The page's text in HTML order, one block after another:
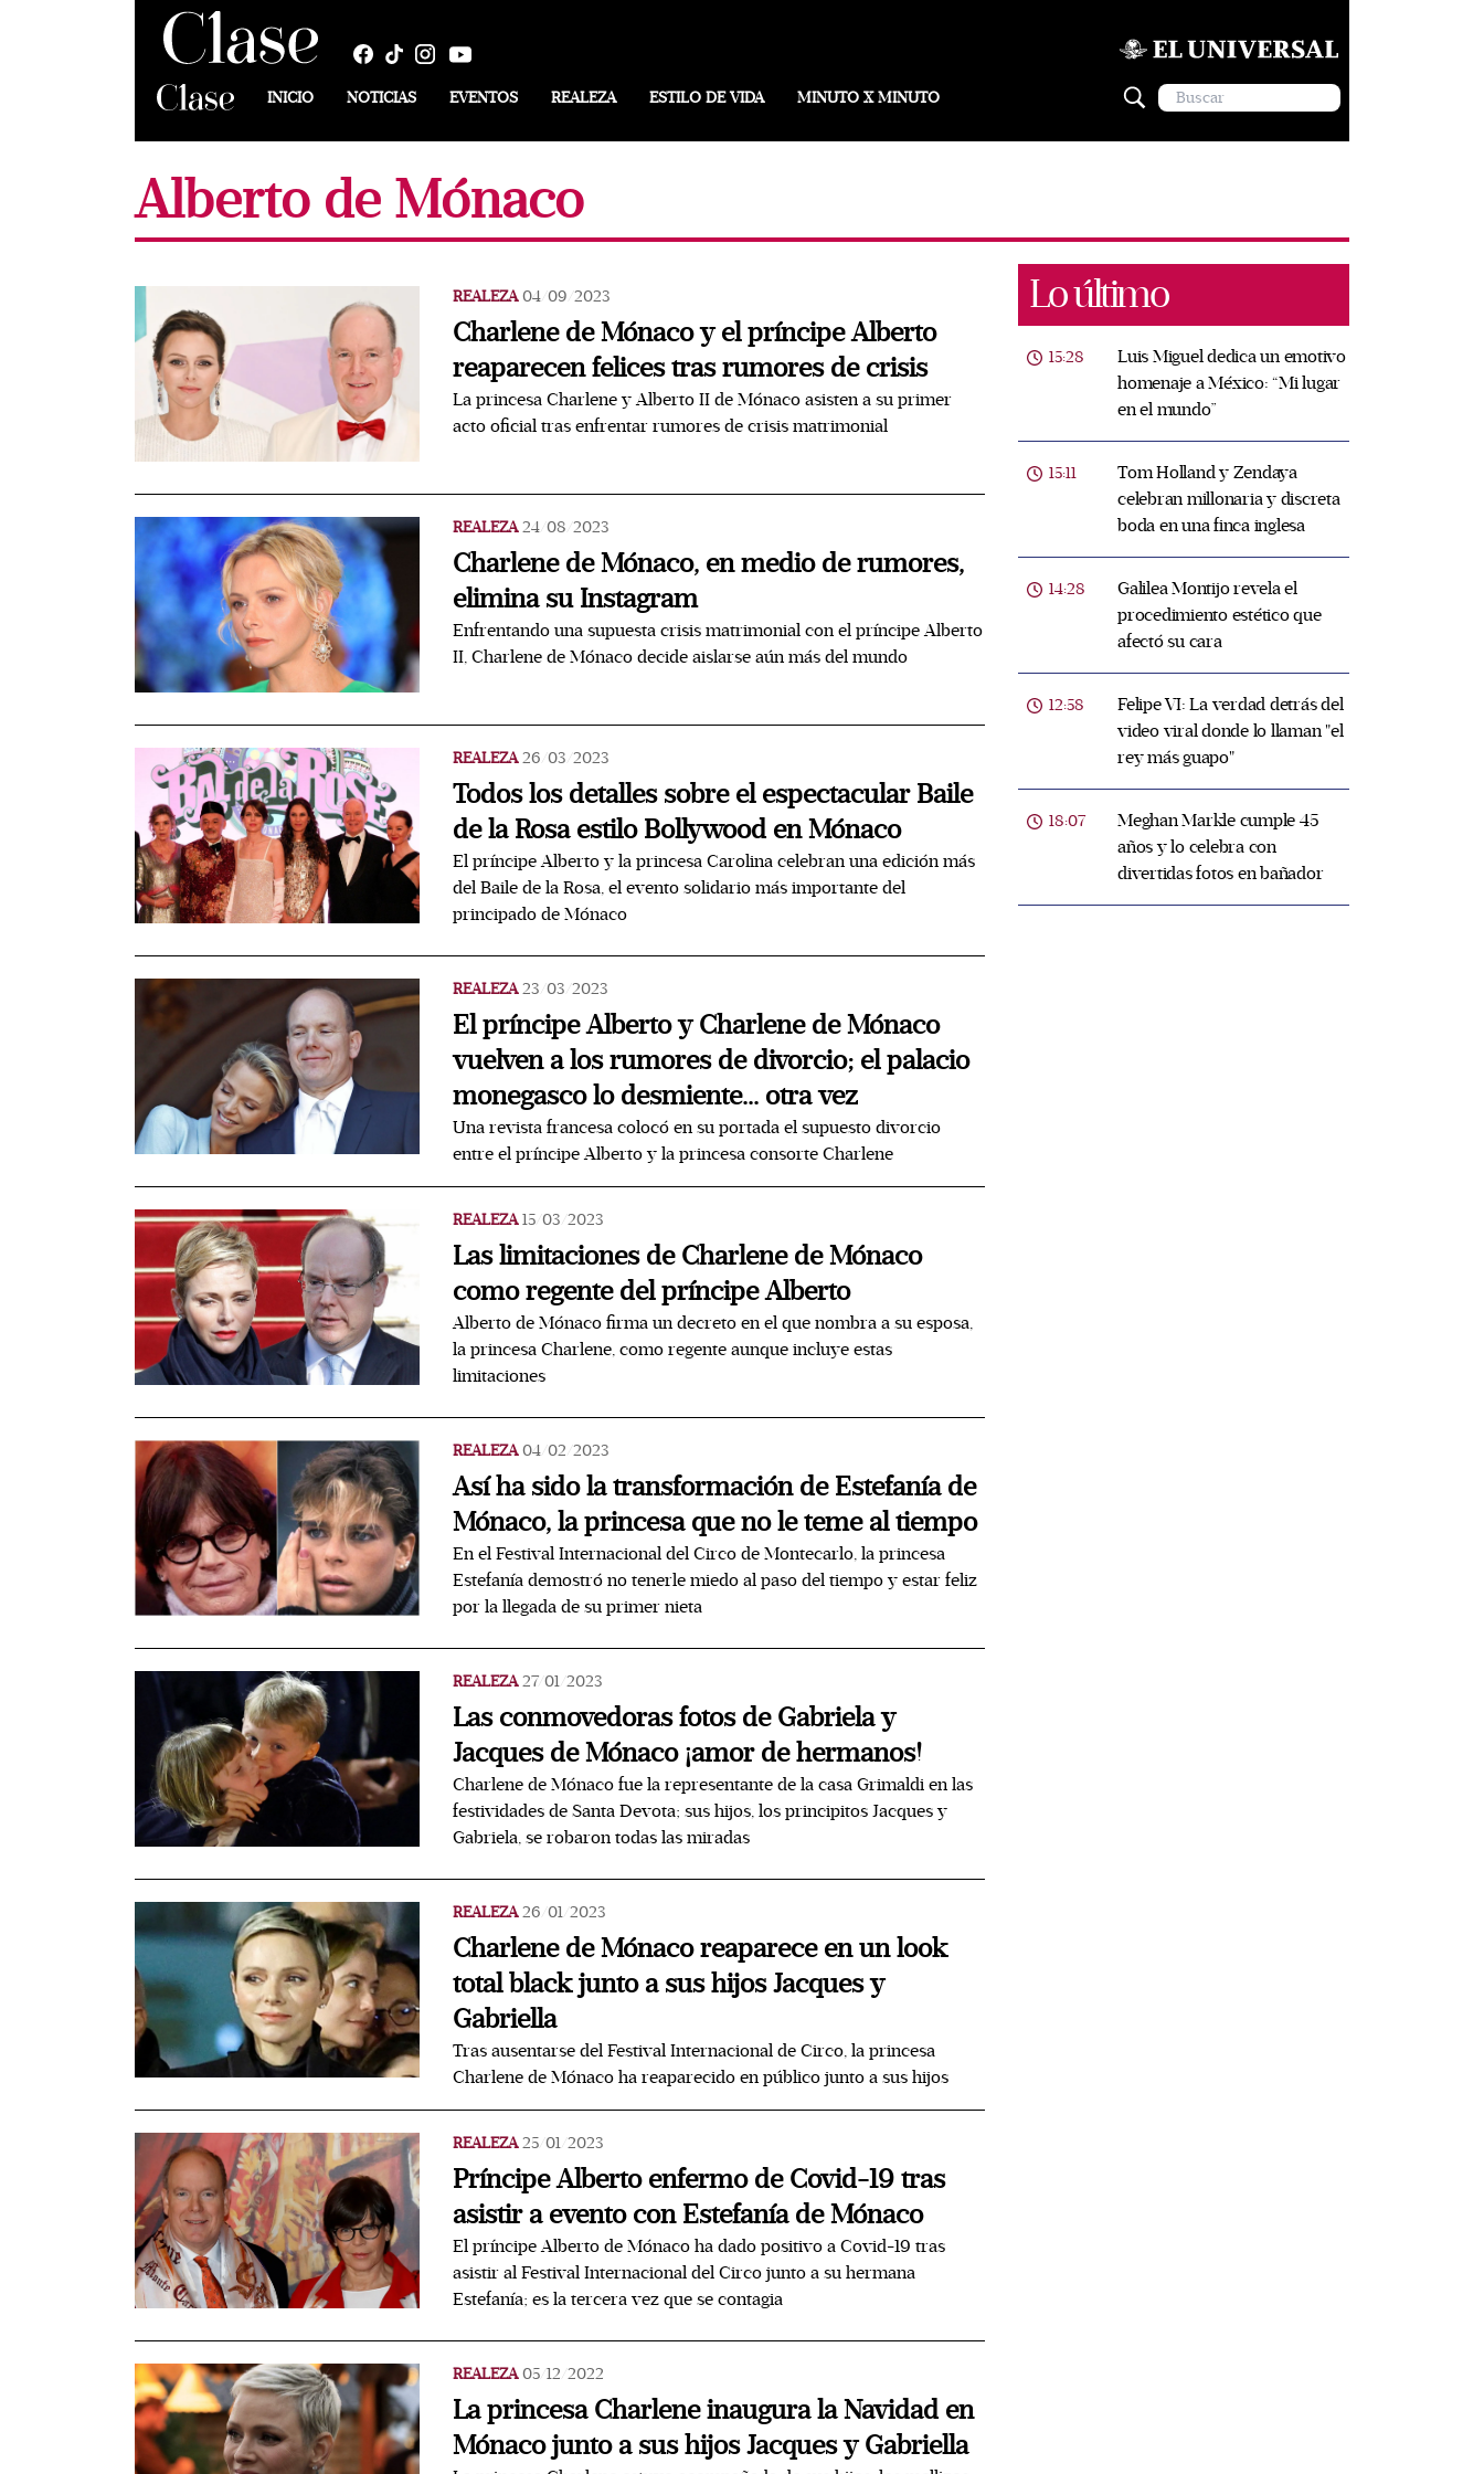
INICIO NOTICIAS EVENTOS REALEZA ESTILO DE VIDA MINUTO X MINUTO
Alberto de Mónaco
REALEZA 04/09/2023
Charlene de Mónaco y el príncipe Alberto
reaparecen felices tras rumores de crisis
La princesa Charlene y Alberto II de Mónaco asisten a su primer
acto oficial tras enfrentar rumores de crisis matrimonial
REALEZA 24/08/2023
Charlene de Mónaco, en medio de rumores,
elimina su Instagram
Enfrentando una supuesta crisis matrimonial con el príncipe Alberto
II, Charlene de Mónaco decide aislarse aún más del mundo
REALEZA 26/03/2023
Todos los detalles sobre el espectacular Baile
de la Rosa estilo Bollywood en Mónaco
El príncipe Alberto y la princesa Carolina celebran una edición más
del Baile de la Rosa, el evento solidario más importante del
principado de Mónaco
REALEZA 23/03/2023
El príncipe Alberto y Charlene de Mónaco
vuelven a los rumores de divorcio; el palacio
monegasco lo desmiente... otra vez
Una revista francesa colocó en su portada el supuesto divorcio
entre el príncipe Alberto y la princesa consorte Charlene
REALEZA 15/03/2023
Las limitaciones de Charlene de Mónaco
como regente del príncipe Alberto
Alberto de Mónaco firma un decreto en el que nombra a su esposa,
la princesa Charlene, como regente aunque incluye estas
limitaciones
REALEZA 04/02/2023
Así ha sido la transformación de Estefanía de
Mónaco, la princesa que no le teme al tiempo
En el Festival Internacional del Circo de Montecarlo, la princesa
Estefanía demostró no tenerle miedo al paso del tiempo y estar feliz
por la llegada de su primer nieta
REALEZA 27/01/2023
Las conmovedoras fotos de Gabriela y
Jacques de Mónaco ¡amor de hermanos!
Charlene de Mónaco fue la representante de la casa Grimaldi en las
festividades de Santa Devota; sus hijos, los principitos Jacques y
Gabriela, se robaron todas las miradas
REALEZA 26/01/2023
Charlene de Mónaco reaparece en un look
total black junto a sus hijos Jacques y
Gabriella
Tras ausentarse del Festival Internacional de Circo, la princesa
Charlene de Mónaco ha reaparecido en público junto a sus hijos
REALEZA 25/01/2023
Príncipe Alberto enfermo de Covid-19 tras
asistir a evento con Estefanía de Mónaco
El príncipe Alberto de Mónaco ha dado positivo a Covid-19 tras
asistir al Festival Internacional del Circo junto a su hermana
Estefanía; es la tercera vez que se contagia
REALEZA 05/12/2022
La princesa Charlene inaugura la Navidad en
Mónaco junto a sus hijos Jacques y Gabriella
Lo último
15:28
Luis Miguel dedica un emotivo
homenaje a México: “Mi lugar
en el mundo”
15:11
Tom Holland y Zendaya
celebran millonaria y discreta
boda en una finca inglesa
14:28
Galilea Montijo revela el
procedimiento estético que
afectó su cara
12:58
Felipe VI: La verdad detrás del
video viral donde lo llaman "el
rey más guapo"
18:07
Meghan Markle cumple 45
años y lo celebra con
divertidas fotos en bañador